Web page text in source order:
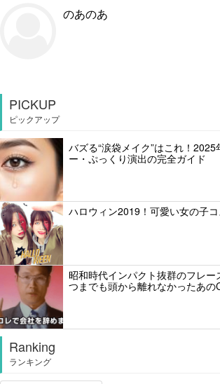
のあのあ
PICKUP
ピックアップ
バズる“涙袋メイク”はこれ！
ー・ぷっくり演出の完全ガイド
ハロウィン2019！可愛い女の子
昭和時代インパクト抜群のフレ
つまでも頭から離れなかったあの
Ranking
ランキング